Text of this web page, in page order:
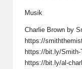
Musik
Charlie Brown by
https://
https://bit.ly/
https://bit.ly/al-